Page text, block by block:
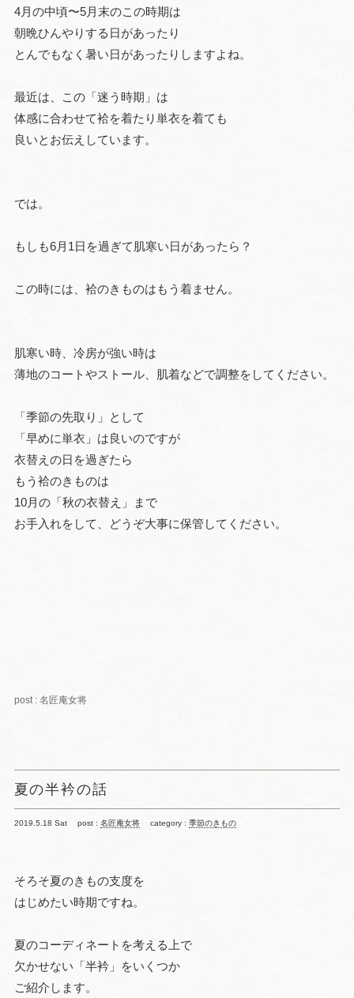
4月の中頃〜5月末のこの時期は
朝晩ひんやりする日があったり
とんでもなく暑い日があったりしますよね。
最近は、この「迷う時期」は
体感に合わせて袷を着たり単衣を着ても
良いとお伝えしています。
では。
もしも6月1日を過ぎて肌寒い日があったら？
この時には、袷のきものはもう着ません。
肌寒い時、冷房が強い時は
薄地のコートやストール、肌着などで調整をしてください。
「季節の先取り」として
「早めに単衣」は良いのですが
衣替えの日を過ぎたら
もう袷のきものは
10月の「秋の衣替え」まで
お手入れをして、どうぞ大事に保管してください。
post : 名匠庵女将
夏の半衿の話
2019.5.18 Sat post : 名匠庵女将 category : 季節のきもの
そろそ夏のきもの支度を
はじめたい時期ですね。
夏のコーディネートを考える上で
欠かせない「半衿」をいくつか
ご紹介します。